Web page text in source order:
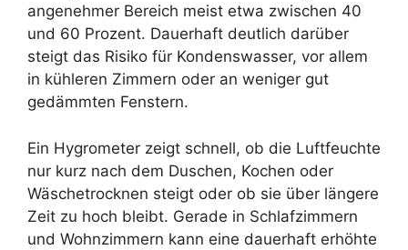
angenehmer Bereich meist etwa zwischen 40
und 60 Prozent. Dauerhaft deutlich darüber
steigt das Risiko für Kondenswasser, vor allem
in kühleren Zimmern oder an weniger gut
gedämmten Fenstern.
Ein Hygrometer zeigt schnell, ob die Luftfeuchte
nur kurz nach dem Duschen, Kochen oder
Wäschetrocknen steigt oder ob sie über längere
Zeit zu hoch bleibt. Gerade in Schlafzimmern
und Wohnzimmern kann eine dauerhaft erhöhte